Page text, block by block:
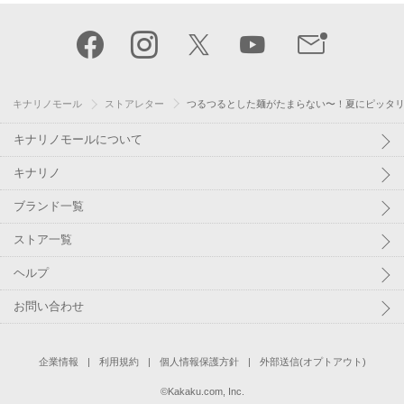
キナリノモール ストアレター つるつるとした麺がたまらない〜！夏にピッタ
キナリノモールについて
キナリノ
ブランド一覧
ストア一覧
ヘルプ
お問い合わせ
企業情報 利用規約 個人情報保護方針 外部送信(オプトアウト)
©Kakaku.com, Inc.